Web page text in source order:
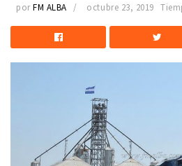
por FM ALBA octubre 23, 2019